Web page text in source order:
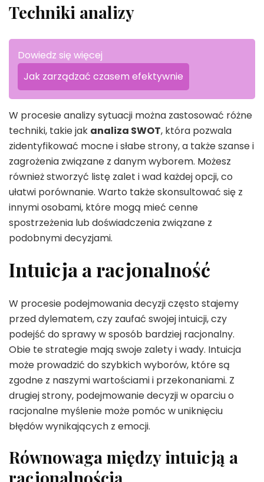
Techniki analizy
Dowiedz się więcej
Jak zarządzać czasem efektywnie
W procesie analizy sytuacji można zastosować różne
techniki, takie jak analiza SWOT, która pozwala
zidentyfikować mocne i słabe strony, a także szanse i
zagrożenia związane z danym wyborem. Możesz
również stworzyć listę zalet i wad każdej opcji, co
ułatwi porównanie. Warto także skonsultować się z
innymi osobami, które mogą mieć cenne
spostrzeżenia lub doświadczenia związane z
podobnymi decyzjami.
Intuicja a racjonalność
W procesie podejmowania decyzji często stajemy
przed dylematem, czy zaufać swojej intuicji, czy
podejść do sprawy w sposób bardziej racjonalny.
Obie te strategie mają swoje zalety i wady. Intuicja
może prowadzić do szybkich wyborów, które są
zgodne z naszymi wartościami i przekonaniami. Z
drugiej strony, podejmowanie decyzji w oparciu o
racjonalne myślenie może pomóc w uniknięciu
błędów wynikających z emocji.
Równowaga między intuicją a
racjonalnością